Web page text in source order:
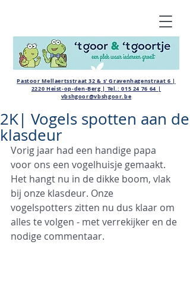
Pastoor Mellaertsstraat 32 & s' Gravenhagenstraat 6 |
2220 Heist-op-den-Berg | Tel.:015 24 76 64 |
vbshgoor@vbshgoor.be
2K| Vogels spotten aan de
klasdeur
Vorig jaar had een handige papa
voor ons een vogelhuisje gemaakt.
Het hangt nu in de dikke boom, vlak
bij onze klasdeur. Onze
vogelspotters zitten nu dus klaar om
alles te volgen - met verrekijker en de
nodige commentaar.